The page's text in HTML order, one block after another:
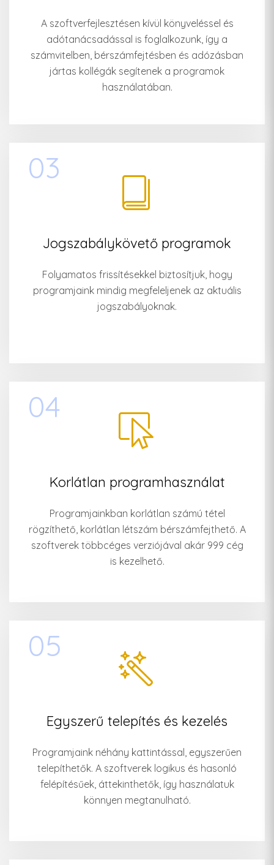
A szoftverfejlesztésen kívül könyveléssel és
adótanácsadással is foglalkozunk, így a
számvitelben, bérszámfejtésben és adózásban
jártas kollégák segítenek a programok
használatában.
03
Jogszabálykövető programok
Folyamatos frissítésekkel biztosítjuk, hogy
programjaink mindig megfeleljenek az aktuális
jogszabályoknak.
04
Korlátlan programhasználat
Programjainkban korlátlan számú tétel
rögzíthető, korlátlan létszám bérszámfejthető. A
szoftverek többcéges verziójával akár 999 cég
is kezelhető.
05
Egyszerű telepítés és kezelés
Programjaink néhány kattintással, egyszerűen
telepíthetők. A szoftverek logikus és hasonló
felépítésűek, áttekinthetők, így használatuk
könnyen megtanulható.